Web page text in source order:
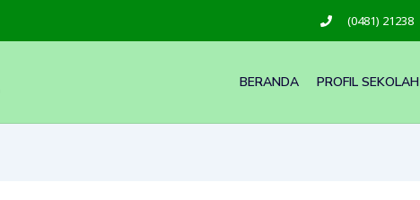
(0481) 21238
BERANDA PROFIL SEKOLAH